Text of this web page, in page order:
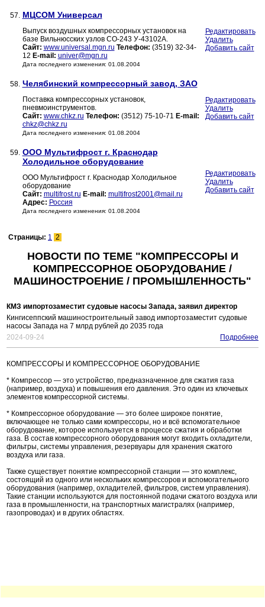
57. МЦСОМ Универсал
Выпуск воздушных компрессорных установок на
базе Вильнюсских узлов СО-243 У-43102А.
Сайт: www.universal.mgn.ru Телефон: (3519) 32-34-
12 E-mail: univer@mgn.ru
Дата последнего изменения: 01.08.2004
Редактировать
Удалить
Добавить сайт
58. Челябинский компрессорный завод, ЗАО
Поставка компрессорных установок,
пневмоинструментов.
Сайт: www.chkz.ru Телефон: (3512) 75-10-71 E-mail:
chkz@chkz.ru
Дата последнего изменения: 01.08.2004
Редактировать
Удалить
Добавить сайт
59. ООО Мультифрост г. Краснодар
Холодильное оборудование
ООО Мультифрост г. Краснодар Холодильное
оборудование
Сайт: multifrost.ru E-mail: multifrost2001@mail.ru
Адрес: Россия
Дата последнего изменения: 01.08.2004
Редактировать
Удалить
Добавить сайт
Страницы: 1 2
НОВОСТИ ПО ТЕМЕ "КОМПРЕССОРЫ И
КОМПРЕССОРНОЕ ОБОРУДОВАНИЕ /
МАШИНОСТРОЕНИЕ / ПРОМЫШЛЕННОСТЬ"
КМЗ импортозаместит судовые насосы Запада, заявил директор
Кингисеппский машиностроительный завод импортозаместит судовые
насосы Запада на 7 млрд рублей до 2035 года
2024-09-24
Подробнее
КОМПРЕССОРЫ И КОМПРЕССОРНОЕ ОБОРУДОВАНИЕ
* Компрессор — это устройство, предназначенное для сжатия газа
(например, воздуха) и повышения его давления. Это один из ключевых
элементов компрессорной системы.
* Компрессорное оборудование — это более широкое понятие,
включающее не только сами компрессоры, но и всё вспомогательное
оборудование, которое используется в процессе сжатия и обработки
газа. В состав компрессорного оборудования могут входить охладители,
фильтры, системы управления, резервуары для хранения сжатого
воздуха или газа.
Также существует понятие компрессорной станции — это комплекс,
состоящий из одного или нескольких компрессоров и вспомогательного
оборудования (например, охладителей, фильтров, систем управления).
Такие станции используются для постоянной подачи сжатого воздуха или
газа в промышленности, на транспортных магистралях (например,
газопроводах) и в других областях.